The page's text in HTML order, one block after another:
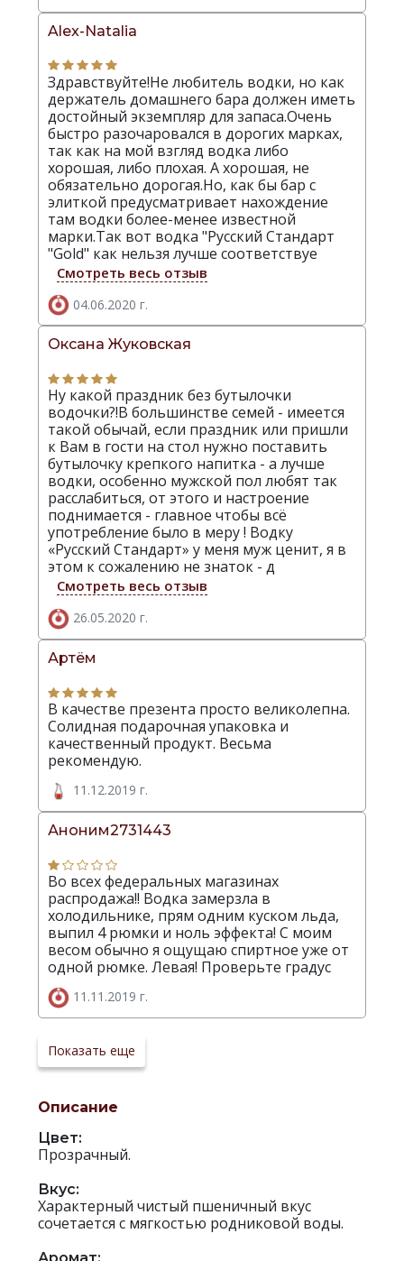
Alex-Natalia
Здравствуйте!Не любитель водки, но как
держатель домашнего бара должен иметь
достойный экземпляр для запаса.Очень
быстро разочаровался в дорогих марках,
так как на мой взгляд водка либо
хорошая, либо плохая. А хорошая, не
обязательно дорогая.Но, как бы бар с
элиткой предусматривает нахождение
там водки более-менее известной
марки.Так вот водка "Русский Стандарт
"Gold" как нельзя лучше соответствуе
Смотреть весь отзыв
04.06.2020 г.
Оксана Жуковская
Ну какой праздник без бутылочки
водочки?!В большинстве семей - имеется
такой обычай, если праздник или пришли
к Вам в гости на стол нужно поставить
бутылочку крепкого напитка - а лучше
водки, особенно мужской пол любят так
расслабиться, от этого и настроение
поднимается - главное чтобы всё
употребление было в меру ! Водку
«Русский Стандарт» у меня муж ценит, я в
этом к сожалению не знаток - д
Смотреть весь отзыв
26.05.2020 г.
Артём
В качестве презента просто великолепна.
Солидная подарочная упаковка и
качественный продукт. Весьма
рекомендую.
11.12.2019 г.
Аноним2731443
Во всех федеральных магазинах
распродажа!! Водка замерзла в
холодильнике, прям одним куском льда,
выпил 4 рюмки и ноль эффекта! С моим
весом обычно я ощущаю спиртное уже от
одной рюмке. Левая! Проверьте градус
11.11.2019 г.
Показать еще
Описание
Цвет:
Прозрачный.
Вкус:
Характерный чистый пшеничный вкус
сочетается с мягкостью родниковой воды.
Аромат: